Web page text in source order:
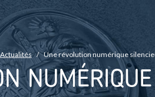
Actualités Une révolution numérique